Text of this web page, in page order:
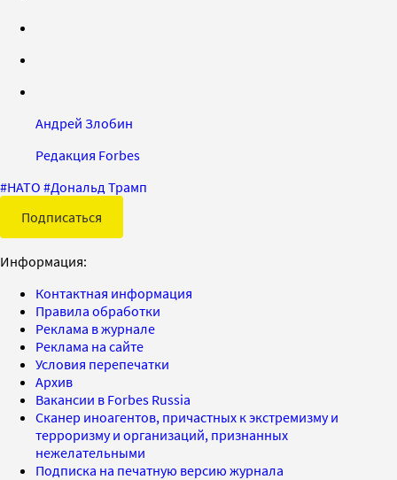
Андрей Злобин
Редакция Forbes
#НАТО #Дональд Трамп
Подписаться
Информация:
Контактная информация
Правила обработки
Реклама в журнале
Реклама на сайте
Условия перепечатки
Архив
Вакансии в Forbes Russia
Сканер иноагентов, причастных к экстремизму и
терроризму и организаций, признанных
нежелательными
Подписка на печатную версию журнала